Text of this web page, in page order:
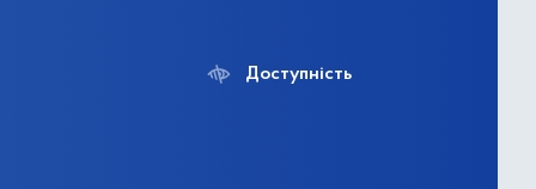
Доступність